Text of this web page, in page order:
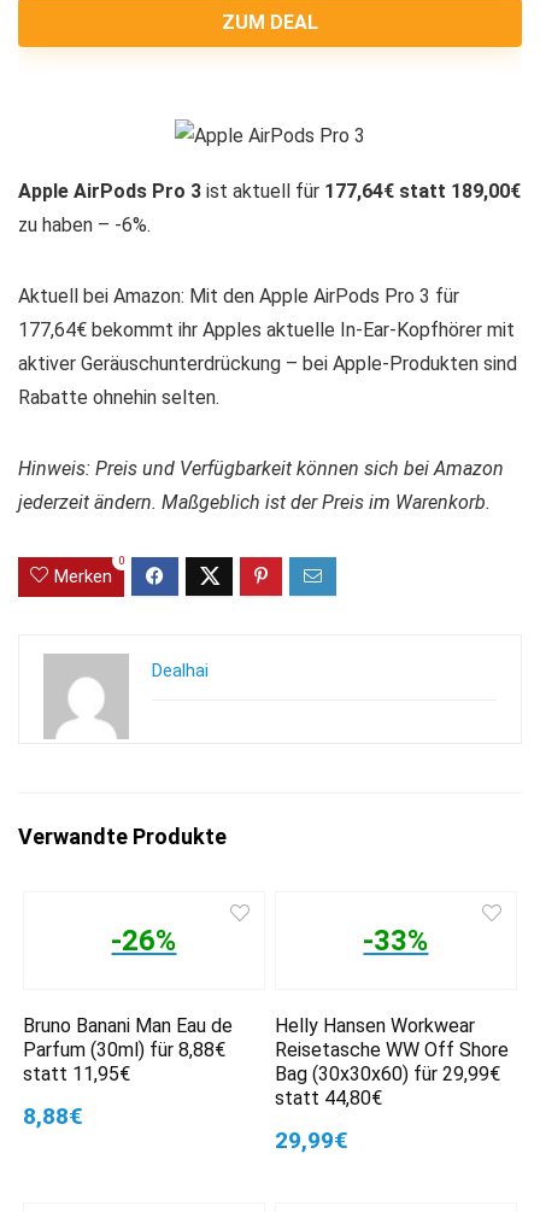
ZUM DEAL
Apple AirPods Pro 3 ist aktuell für 177,64€ statt 189,00€
zu haben – -6%.
Aktuell bei Amazon: Mit den Apple AirPods Pro 3 für
177,64€ bekommt ihr Apples aktuelle In-Ear-Kopfhörer mit
aktiver Geräuschunterdrückung – bei Apple-Produkten sind
Rabatte ohnehin selten.
Hinweis: Preis und Verfügbarkeit können sich bei Amazon
jederzeit ändern. Maßgeblich ist der Preis im Warenkorb.
Merken
0
Dealhai
Verwandte Produkte
-26%
Bruno Banani Man Eau de
Parfum (30ml) für 8,88€
statt 11,95€
8,88€
-33%
Helly Hansen Workwear
Reisetasche WW Off Shore
Bag (30x30x60) für 29,99€
statt 44,80€
29,99€